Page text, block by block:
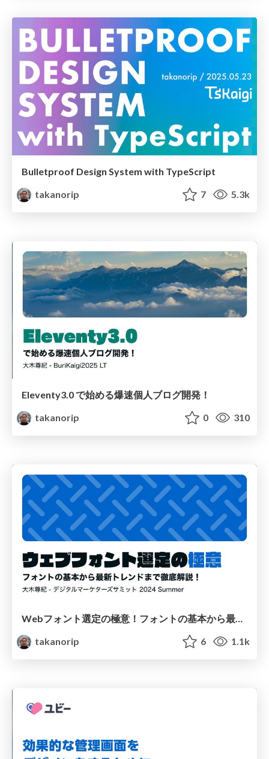
Bulletproof Design System with TypeScript
takanorip
7 5.3k
Eleventy3.0 で始める爆速個人ブログ開発！
takanorip
0 310
takanorip
6 1.1k